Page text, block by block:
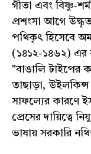
গীতা এবং বিষ্ণু-
প্রশংসা আগে
পথিকৃৎ হিসেবে
(১৪১২-১৪৬২) এর
"বাঙালি টাইপের
তাছাড়া, উইলকিন্স
সাফল্যের কারণে
প্রেসের দায়িত্বে
ভাষায় সরকারি